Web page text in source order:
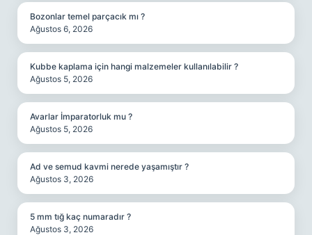
Bozonlar temel parçacık mı ?
Ağustos 6, 2026
Kubbe kaplama için hangi malzemeler kullanılabilir ?
Ağustos 5, 2026
Avarlar İmparatorluk mu ?
Ağustos 5, 2026
Ad ve semud kavmi nerede yaşamıştır ?
Ağustos 3, 2026
5 mm tığ kaç numaradır ?
Ağustos 3, 2026